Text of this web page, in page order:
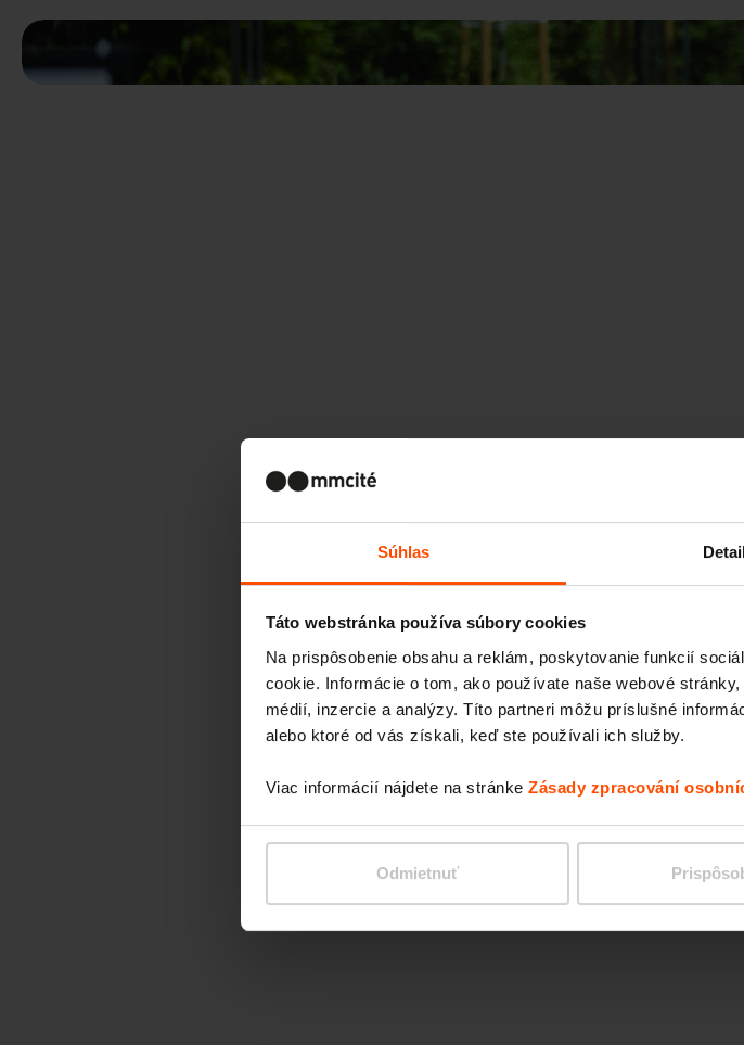
Súhlas
Táto webstránka používa súbory cookies
Na prispôsobenie obsahu a reklám, poskytovanie funkcií
cookie. Informácie o tom, ako používate naše webové
médií, inzercie a analýzy. Títo partneri môžu príslušné
alebo ktoré od vás získali, keď ste používali ich služby.
Viac informácií nájdete na stránke Zásady zpracování
Odmietnuť